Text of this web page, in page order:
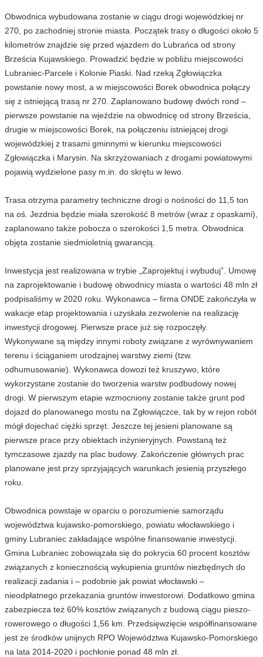
Obwodnica wybudowana zostanie w ciągu drogi wojewódzkiej nr
270, po zachodniej stronie miasta. Początek trasy o długości około 5
kilometrów znajdzie się przed wjazdem do Lubrańca od strony
Brześcia Kujawskiego. Prowadzić będzie w pobliżu miejscowości
Lubraniec-Parcele i Kolonie Piaski. Nad rzeką Zgłowiączka
powstanie nowy most, a w miejscowości Borek obwodnica połączy
się z istniejącą trasą nr 270. Zaplanowano budowę dwóch rond –
pierwsze powstanie na wjeździe na obwodnicę od strony Brześcia,
drugie w miejscowości Borek, na połączeniu istniejącej drogi
wojewódzkiej z trasami gminnymi w kierunku miejscowości
Zgłowiączka i Marysin. Na skrzyżowaniach z drogami powiatowymi
pojawią wydzielone pasy m.in. do skrętu w lewo.
Trasa otrzyma parametry techniczne drogi o nośności do 11,5 ton
na oś. Jezdnia będzie miała szerokość 8 metrów (wraz z opaskami),
zaplanowano także pobocza o szerokości 1,5 metra. Obwodnica
objęta zostanie siedmioletnią gwarancją.
Inwestycja jest realizowana w trybie „Zaprojektuj i wybuduj”. Umowę
na zaprojektowanie i budowę obwodnicy miasta o wartości 48 mln zł
podpisaliśmy w 2020 roku. Wykonawca – firma ONDE zakończyła w
wakacje etap projektowania i uzyskała zezwolenie na realizację
inwestycji drogowej. Pierwsze prace już się rozpoczęły.
Wykonywane są między innymi roboty związane z wyrównywaniem
terenu i ściąganiem urodzajnej warstwy ziemi (tzw.
odhumusowanie). Wykonawca dowozi też kruszywo, które
wykorzystane zostanie do tworzenia warstw podbudowy nowej
drogi. W pierwszym etapie wzmocniony zostanie także grunt pod
dojazd do planowanego mostu na Zgłowiączce, tak by w rejon robót
mógł dojechać ciężki sprzęt. Jeszcze tej jesieni planowane są
pierwsze prace przy obiektach inżynieryjnych. Powstaną też
tymczasowe zjazdy na plac budowy. Zakończenie głównych prac
planowane jest przy sprzyjających warunkach jesienią przyszłego
roku.
Obwodnica powstaje w oparciu o porozumienie samorządu
województwa kujawsko-pomorskiego, powiatu włocławskiego i
gminy Lubraniec zakładające wspólne finansowanie inwestycji.
Gmina Lubraniec zobowiązała się do pokrycia 60 procent kosztów
związanych z koniecznością wykupienia gruntów niezbędnych do
realizacji zadania i – podobnie jak powiat włocławski –
nieodpłatnego przekazania gruntów inwestorowi. Dodatkowo gmina
zabezpiecza też 60% kosztów związanych z budową ciągu pieszo-
rowerowego o długości 1,56 km. Przedsięwzięcie współfinansowane
jest ze środków unijnych RPO Województwa Kujawsko-Pomorskiego
na lata 2014-2020 i pochłonie ponad 48 mln zł.